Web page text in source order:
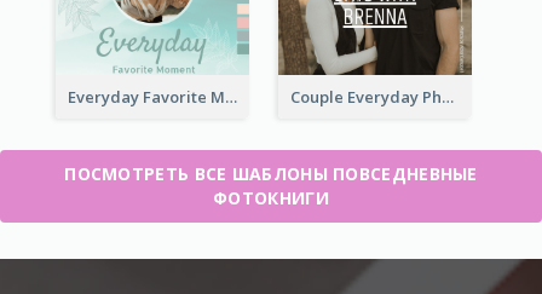
Everyday Favorite Moment Photo Book Couple Everyday Photo Book
ПОСМОТРЕТЬ ВСЕ ШАБЛОНЫ ПОВСЕДНЕВНЫЕ
ФОТОКНИГИ